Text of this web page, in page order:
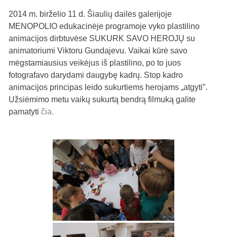
2014 m. birželio 11 d. Šiaulių dailės galerijoje
MENOPOLIO edukacinėje programoje vyko plastilino
animacijos dirbtuvėse SUKURK SAVO HEROJŲ su
animatoriumi Viktoru Gundajevu. Vaikai kūrė savo
mėgstamiausius veikėjus iš plastilino, po to juos
fotografavo darydami daugybę kadrų. Stop kadro
animacijos principas leido sukurtiems herojams „atgyti”.
Užsiėmimo metu vaikų sukurtą bendrą filmuką galite
pamatytičia.